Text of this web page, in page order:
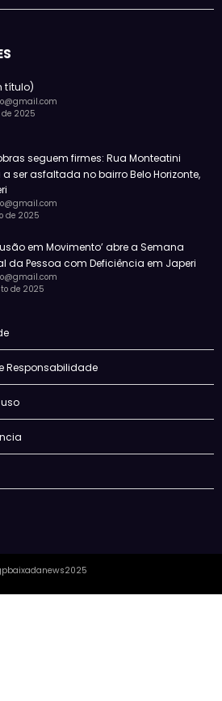
título)
de 2025
seguem firmes: Rua Monteatini
ser asfaltada no bairro Belo Horizonte,
de 2025
em Movimento’ abre a Semana
da Pessoa com Deficiência em Japeri
de 2025
Responsabilidade